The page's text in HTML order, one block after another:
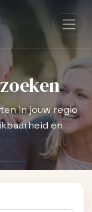
in jouw regio
en